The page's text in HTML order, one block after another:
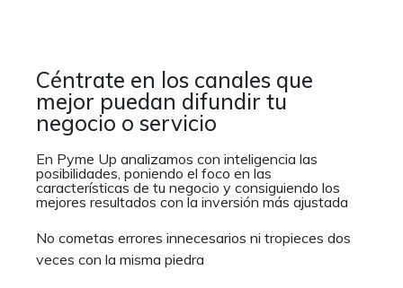
Céntrate en los canales que
mejor puedan difundir tu
negocio o servicio
En Pyme Up analizamos con inteligencia las
posibilidades, poniendo el foco en las
características de tu negocio y consiguiendo los
mejores resultados con la inversión más ajustada
No cometas errores innecesarios ni tropieces dos
veces con la misma piedra